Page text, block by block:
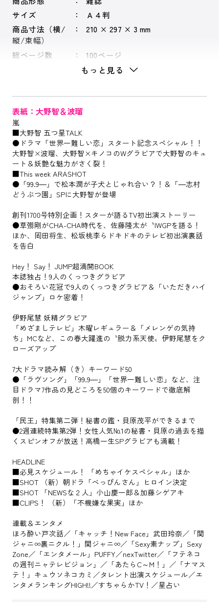
サイズ
Ａ４判
商品寸法（横/
縦/束幅）
210 × 297 × 3 mm
総ページ数 100ページ
もっと見る
表紙：大野智＆波瑠
嵐
■大野智 五つ星TALK
●ドラマ「世界一難しい恋」スタート記念スペシャル！！
大野智×波瑠、大野智×キノコのWグラビアで大野智のキュ
ート＆妖艶な魅力がさく裂！
■This week ARASHOT
●「99.9―」で松本潤が子犬とじゃれ合い？！＆「―志村
どうぶつ園」SPに大野智が登場
創刊1700号特別企画！スターが語るTV初出演ストーリー
●草彅剛がCHA-CHA時代を、佐藤隆太が〝IWGPを語る！
ほか、岡田将生、松坂桃李らドキドキのテレビ初出演裏話
を告白
Hey！ Say！ JUMP超満開BOOK
本誌独占！9人のくっつきグラビア
●おそろい花冠で9人のくっつきグラビア＆「いただきハイ
ジャンプ」ロケ密着！
伊野尾慧 妖精グラビア
「めざましテレビ」木曜レギュラー＆「メレンゲの気持
ち」MCなど、この春大躍進の〝脱力系天使〟伊野尾慧をク
ローズアップ
7大ドラマ読み解（き）キーワード50
●「ラヴソング」「99.9―」「世界一難しい恋」など、注
目ドラマ7作品の見どころを50個のキーワードで徹底解
剖！！
「民王」特集第二弾！秘書の鑑・貝原茂平ができるまで
●2週連続特集第2弾！女性人気№1の秘書・貝原の過去を描
くスピンオフが放送！高橋一生SPグラビアも満載！
HEADLINE
■必見スケジュール！ 「めちゃイケスペシャル」ほか
■SHOT （新）朝ドラ「べっぴんさん」ヒロイン決定
■SHOT 「NEWSな２人」小山慶一郎＆加藤シゲアキ
■CLIPS！ （新）「不機嫌な果実」ほか
連載＆エンタメ
ほろ酔い戸次話／「キャッチ！New Face」武田玲奈／「関
ジャニ∞裏ニクル！」関ジャニ∞／「Sexy素ナップ」Sexy
Zone／「エンタメール」PUFFY／nexTwitter／「フテネコ
の週刊ニャテレビジョン」／「あたらC～M！」／「ナマス
テ！」キュウソネコカミ／タレント出演スケジュール／エ
ンタメランキングHIGH!!／すちゃらかTV！／星占い